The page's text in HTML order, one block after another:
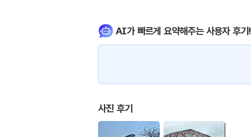
AI가 빠르게 요약해주는 사용자 후기!
사진 후기